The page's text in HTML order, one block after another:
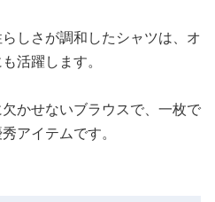
しさが調和したシャツは、オ
活躍します。
かせないブラウスで、一枚で
アイテムです。